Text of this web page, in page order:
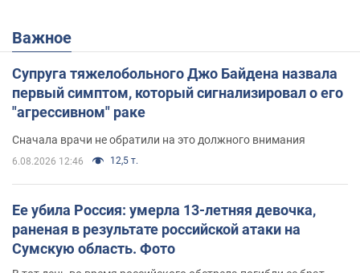
Важное
Супруга тяжелобольного Джо Байдена назвала
первый симптом, который сигнализировал о его
"агрессивном" раке
Сначала врачи не обратили на это должного внимания
6.08.2026 12:46 12,5 т.
Ее убила Россия: умерла 13-летняя девочка,
раненая в результате российской атаки на
Сумскую область. Фото